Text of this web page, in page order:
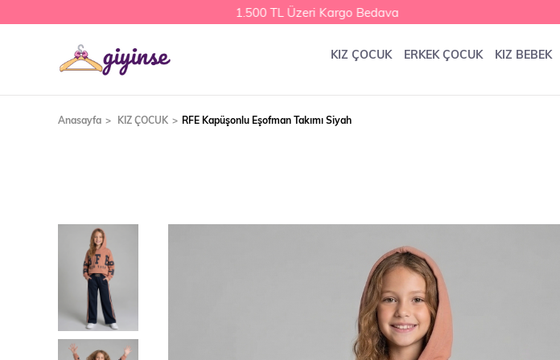
1.500 TL Üzeri Kargo Bedava
KIZ ÇOCUK ERKEK ÇOCUK KIZ BEBEK
Anasayfa KIZ ÇOCUK RFE Kapüşonlu Eşofman Takımı Siyah